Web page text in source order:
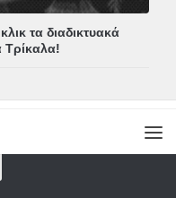
τα διαδικτυακά
Τρίκαλα!